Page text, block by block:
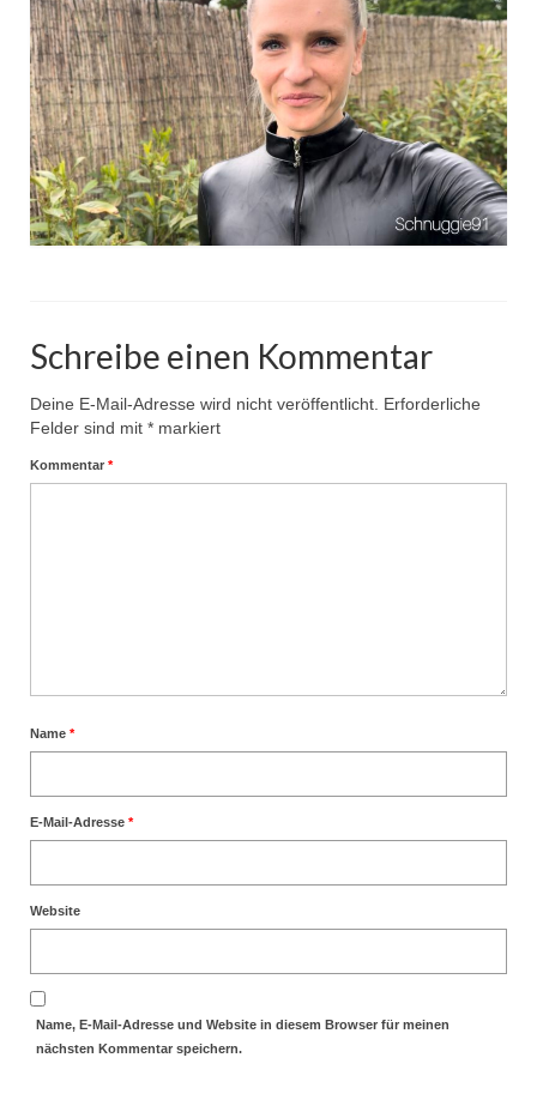
Schreibe einen Kommentar
Deine E-Mail-Adresse wird nicht veröffentlicht. Erforderliche
Felder sind mit * markiert
Kommentar *
Name *
E-Mail-Adresse *
Website
Name, E-Mail-Adresse und Website in diesem Browser für meinen
nächsten Kommentar speichern.